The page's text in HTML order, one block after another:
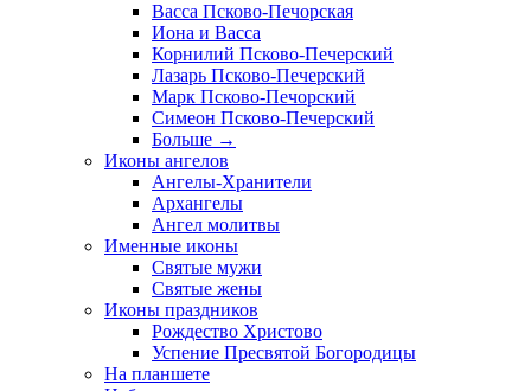
Васса Псково-Печорская
Иона и Васса
Корнилий Псково-Печерский
Лазарь Псково-Печерский
Марк Псково-Печорский
Симеон Псково-Печерский
Больше →
Иконы ангелов
Ангелы-Хранители
Архангелы
Ангел молитвы
Именные иконы
Святые мужи
Святые жены
Иконы праздников
Рождество Христово
Успение Пресвятой Богородицы
На планшете